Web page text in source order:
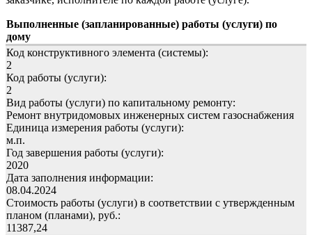
Выполненные (запланированные) работы (услуги) по
дому
Код конструктивного элемента (системы):
2
Код работы (услуги):
2
Вид работы (услуги) по капитальному ремонту:
Ремонт внутридомовых инженерных систем газоснабжения
Единица измерения работы (услуги):
м.п.
Год завершения работы (услуги):
2020
Дата заполнения информации:
08.04.2024
Стоимость работы (услуги) в соответствии с утвержденным
планом (планами), руб.:
11387,24